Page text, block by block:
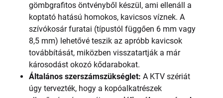
gömbgrafitos öntvényből készül, ami ellenáll a
koptató hatású homokos, kavicsos víznek. A
szívókosár furatai (típustól függően 6 mm vagy
8,5 mm) lehetővé teszik az apróbb kavicsok
továbbítását, miközben visszatartják a már
károsodást okozó kődarabokat.
Általános szerszámszükséglet: A KTV szériát
úgy tervezték, hogy a kopóalkatrészek